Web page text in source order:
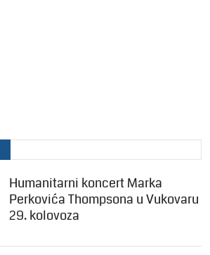
Humanitarni koncert Marka
Perkovića Thompsona u Vukovaru
29. kolovoza